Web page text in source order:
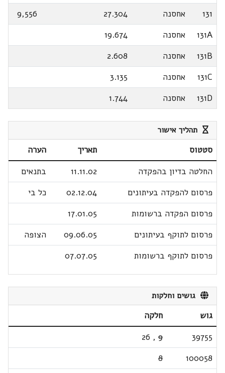
131 אחסנה 27.304
9,556
131A
אחסנה
19.674
131B
אחסנה
2.608
131C
אחסנה
3.135
131D
אחסנה 1.744
תהליך אישור
סטטוס תאריך
הערה
החלטה בדיון בהפקדה
11.11.02
בתנאים
פרסום להפקדה בעיתונים
02.12.04
כל בי
פרסום הפקדה ברשומות
17.01.05
פרסום לתוקף בעיתונים
09.06.05
הצופה
פרסום לתוקף ברשומות
07.07.05
גושים וחלקות
גוש
חלקה
39755
9
,
26
100058
8